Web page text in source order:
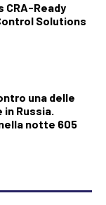
CRA-Ready
Solutions
una delle
in Russia.
notte 605